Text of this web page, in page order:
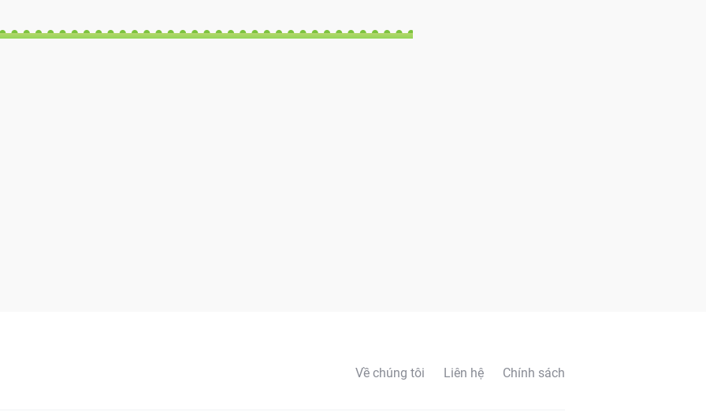
Về chúng tôi Liên hệ Chính sách